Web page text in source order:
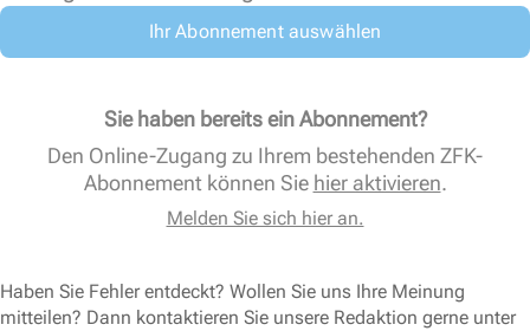
Ihr Abonnement auswählen
Sie haben bereits ein Abonnement?
Den Online-Zugang zu Ihrem bestehenden ZFK-
Abonnement können Sie hier aktivieren.
Melden Sie sich hier an.
Haben Sie Fehler entdeckt? Wollen Sie uns Ihre Meinung
mitteilen? Dann kontaktieren Sie unsere Redaktion gerne unter